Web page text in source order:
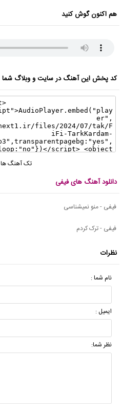
هم اکنون گوش کنید
کد پخش این آهنگ در سایت و وبلاگ شما
تک آهنگ ها
دانلود آهنگ های فیفی
فیفی - منو نمیشناسی
فیفی - ترک کردم
نظرات
نام شما :
ایمیل :
نظر شما: